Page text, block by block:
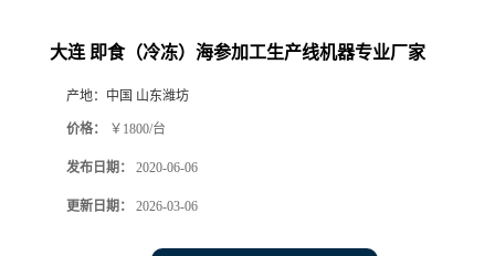
大连 即食（冷冻）海参加工生产线机器专业厂家
产地： 中国 山东潍坊
价格： ￥1800/台
发布日期： 2020-06-06
更新日期： 2026-03-06